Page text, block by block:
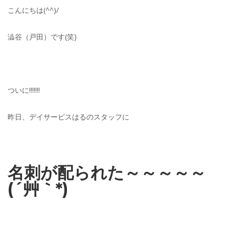
こんにちは(^^)/
澁谷（戸田）です(笑)
ついに!!!!!!!
昨日、デイサービスはるのスタッフに
名刺が配られた～～～～～
(´艸｀*)